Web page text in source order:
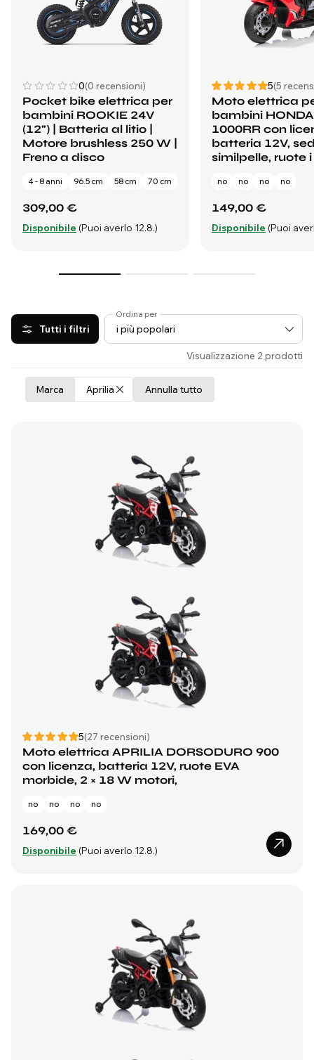
0(0 recensioni)
Pocket bike elettrica per
bambini ROOKIE 24V
(12") | Batteria al litio |
Motore brushless 250 W |
Freno a disco
4 - 8 anni 96.5 cm 58 cm 70 cm
309,00 €
Disponibile (Puoi averlo 12.8.)
5(5
Moto elettrica
bambini
1000RR con
batteria 12V,
similpelle, ruote i
no no no no
149,00 €
Disponibile (Puoi
Tutti i filtri
Ordina per
Visualizzazione 2 prodotti
Annulla tutto
Marca Aprilia
5(27 recensioni)
Moto elettrica APRILIA DORSODURO 900
con licenza, batteria 12V, ruote EVA
morbide, 2 × 18 W motori,
no no no no
169,00 €
Disponibile (Puoi averlo 12.8.)